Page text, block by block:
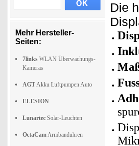
Mehr Hersteller-
Seiten:
7links WLAN Überwachungs-
Kameras
AGTAkku Luftpumpen Auto
ELESION
Lunartec Solar-Leuchten
OctaCamArmbanduhren
Die